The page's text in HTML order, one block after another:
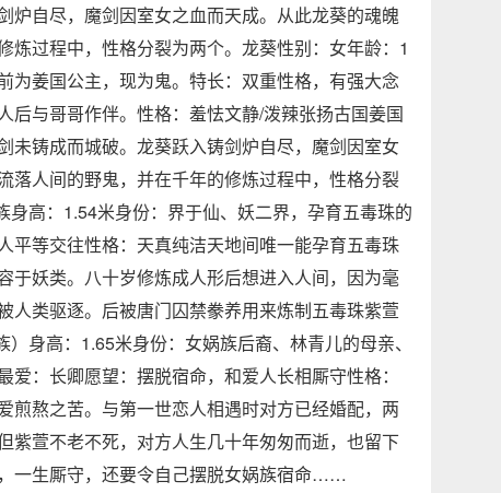
炉自尽，魔剑因室女之血而天成。从此龙葵的魂魄
过程中，性格分裂为两个。龙葵性别：女年龄：1
为姜国公主，现为鬼。特长：双重性格，有强大念
后与哥哥作伴。性格：羞怯文静/泼辣张扬古国姜国
未铸成而城破。龙葵跃入铸剑炉自尽，魔剑因室女
落人间的野鬼，并在千年的修炼过程中，性格分裂
高：1.54米身份：界于仙、妖二界，孕育五毒珠的
平等交往性格：天真纯洁天地间唯一能孕育五毒珠
于妖类。八十岁修炼成人形后想进入人间，因为毫
人类驱逐。后被唐门囚禁豢养用来炼制五毒珠紫萱
身高：1.65米身份：女娲族后裔、林青儿的母亲、
：长卿愿望：摆脱宿命，和爱人长相厮守性格：
煎熬之苦。与第一世恋人相遇时对方已经婚配，两
紫萱不老不死，对方人生几十年匆匆而逝，也留下
一生厮守，还要令自己摆脱女娲族宿命……